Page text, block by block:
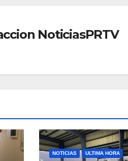
NoticiasPRTV
NOTICIAS ULTIMA HORA